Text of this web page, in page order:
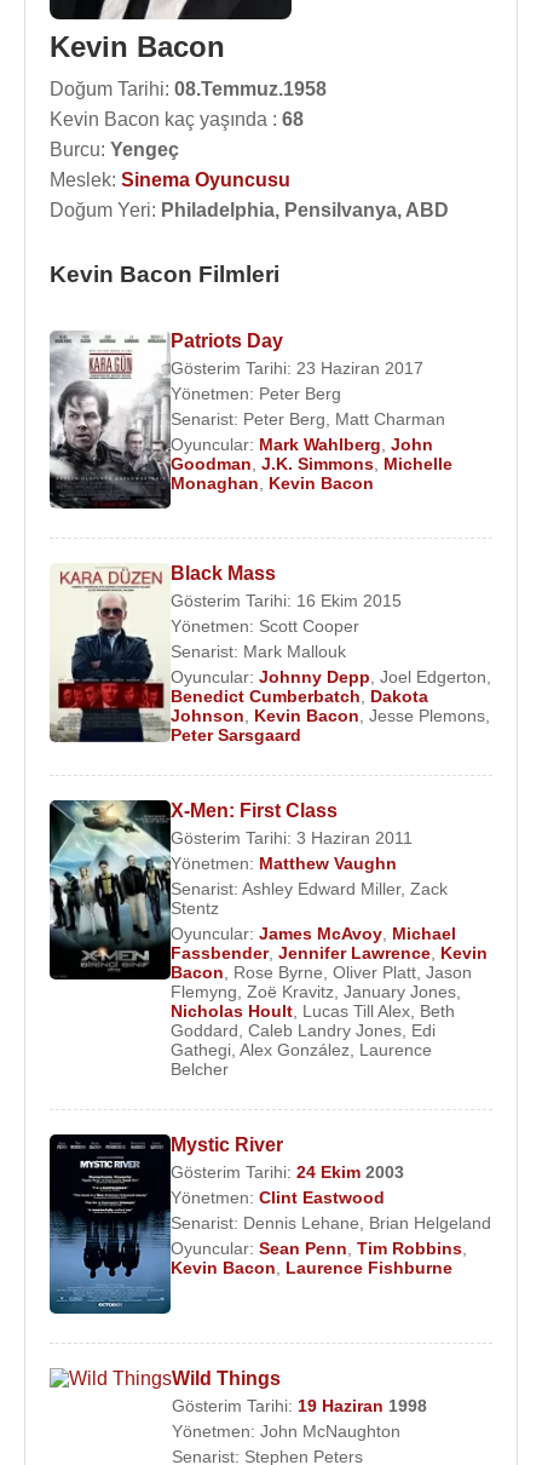
Kevin Bacon
Doğum Tarihi: 08.Temmuz.1958
Kevin Bacon kaç yaşında : 68
Burcu: Yengeç
Meslek: Sinema Oyuncusu
Doğum Yeri: Philadelphia, Pensilvanya, ABD
Kevin Bacon Filmleri
Patriots Day
Gösterim Tarihi: 23 Haziran 2017
Yönetmen: Peter Berg
Senarist: Peter Berg
Matt Charman
Oyuncular: Mark Wahlberg John
Goodman J.K. Simmons Michelle
Monaghan
Kevin Bacon
Black Mass
Gösterim Tarihi: 16 Ekim 2015
Yönetmen: Scott Cooper
Senarist: Mark Mallouk
Oyuncular: Johnny Depp, Joel Edgerton,
Benedict Cumberbatch, Dakota
Johnson, Kevin Bacon, Jesse Plemons,
Peter Sarsgaard
X-Men: First Class
Gösterim Tarihi: 3 Haziran 2011
Yönetmen: Matthew Vaughn
Senarist: Ashley Edward Miller, Zack
Stentz
Oyuncular: James McAvoy, Michael
Fassbender, Jennifer Lawrence, Kevin
Bacon, Rose Byrne, Oliver Platt, Jason
Flemyng, Zoë Kravitz, January Jones,
Nicholas Hoult, Lucas Till Alex, Beth
Goddard, Caleb Landry Jones, Edi
Gathegi, Alex González, Laurence
Belcher
Mystic River
Gösterim Tarihi: 24 Ekim 2003
Yönetmen: Clint Eastwood
Senarist: Dennis Lehane, Brian Helgeland
Oyuncular: Sean Penn, Tim Robbins,
Kevin Bacon, Laurence Fishburne
Wild Things
Gösterim Tarihi: 19 Haziran 1998
Yönetmen: John McNaughton
Senarist: Stephen Peters